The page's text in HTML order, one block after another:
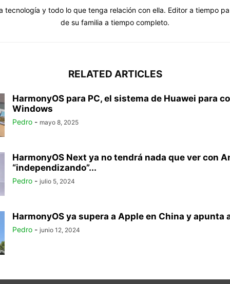
tecnología y todo lo que tenga relación con ella. Editor a tiempo
de su familia a tiempo completo.
RELATED ARTICLES
HarmonyOS para PC, el sistema de Huawei para
Windows
Pedro - mayo 8, 2025
HarmonyOS Next ya no tendrá nada que ver con
“independizando”...
Pedro - julio 5, 2024
HarmonyOS ya supera a Apple en China y apunta
Pedro - junio 12, 2024